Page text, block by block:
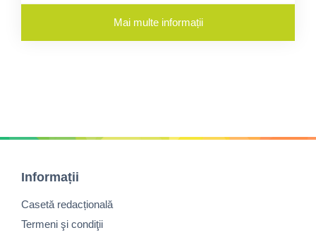
Mai multe informații
Informații
Casetă redacțională
Termeni şi condiţii